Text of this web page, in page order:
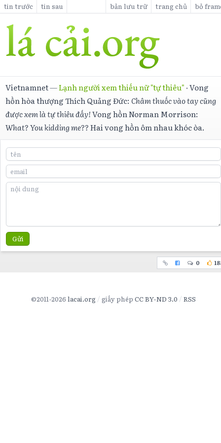
tin trước tin sau bản lưu trữ trang chủ bỏ
Vietnamnet—Lạnh người xem thiếu nữ "tự thiêu" ·Vong
hồn hòa thượng Thích Quảng Đức: Châm thuốc vào tay cũng
được xem là tự thiêu đấy!Vong hồn Norman Morrison:
What? You kidding me??Hai vong hồn ôm nhau khóc òa.
Gửi
0
©2011-2026 lacai.org giấy phép CC BY-ND 3.0 RSS